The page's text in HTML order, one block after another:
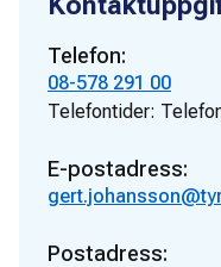
Telefon:
08-578 291 00
Telefontider:
E-postadress:
Postadress: